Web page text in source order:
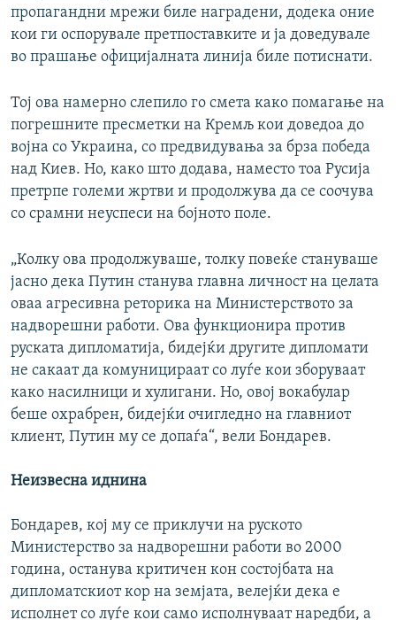
пропагандни мрежи биле наградени, додека оние
кои ги оспорувале претпоставките и ја доведувале
во прашање официјалната линија биле потиснати.
Тој ова намерно слепило го смета како помагање на
погрешните пресметки на Кремљ кои доведоа до
војна со Украина, со предвидувања за брза победа
над Киев. Но, како што додава, наместо тоа Русија
претрпе големи жртви и продолжува да се соочува
со срамни неуспеси на бојното поле.
„Колку ова продолжуваше, толку повеќе стануваше
јасно дека Путин станува главна личност на целата
оваа агресивна реторика на Министерството за
надворешни работи. Ова функционира против
руската дипломатија, бидејќи другите дипломати
не сакаат да комуницираат со луѓе кои зборуваат
како насилници и хулигани. Но, овој вокабулар
беше охрабрен, бидејќи очигледно на главниот
клиент, Путин му се допаѓа“, вели Бондарев.
Неизвесна иднина
Бондарев, кој му се приклучи на руското
Министерство за надворешни работи во 2000
година, останува критичен кон состојбата на
дипломатскиот кор на земјата, велејќи дека е
исполнет со луѓе кои само исполнуваат наредби, а